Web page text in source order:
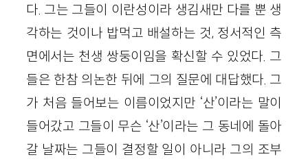
다. 그는 그들이 이란성이라 생김새만 다를 뿐 생
각하는 것이나 밥먹고 배설하는 것, 정서적인 측
면에서는 천생 쌍둥이임을 확신할 수 있었다. 그
들은 한참 의논한 뒤에 그의 질문에 대답했다. 그
가 처음 들어보는 이름이었지만 ‘산’이라는 말이
들어갔고 그들이 무슨 ‘산’이라는 그 동네에 돌아
갈 날짜는 그들이 결정할 일이 아니라 그의 조부